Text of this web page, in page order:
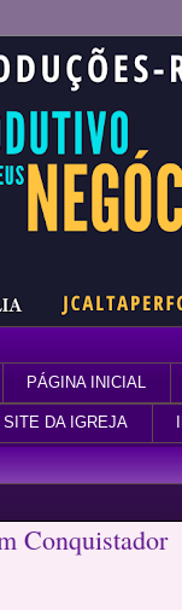
PÁGINA INICIAL
SITE DA IGREJA
Conquistador